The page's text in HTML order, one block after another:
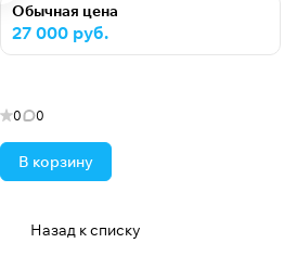
Обычная цена
27 000 руб.
0 0
В корзину
Назад к списку